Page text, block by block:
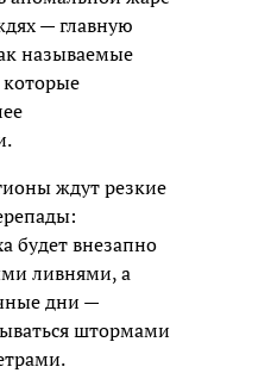
— главную
называемые
ждут резкие
будет внезапно
ливнями, а
дни —
штормами